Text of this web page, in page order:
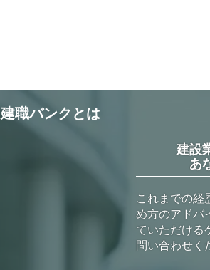
建職バンクとは
建設
あ
これまでの経
め方のアドバ
ていただける
問い合わせく